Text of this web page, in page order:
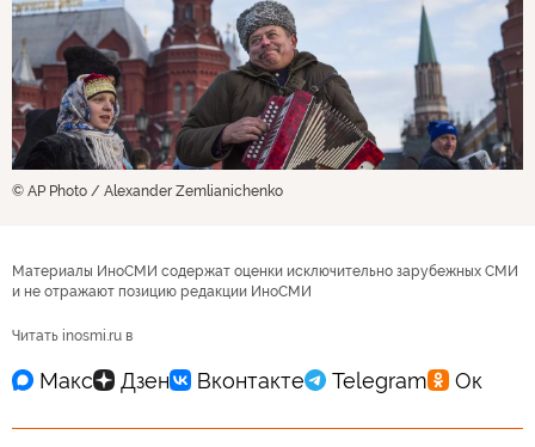
© AP Photo / Alexander Zemlianichenko
Материалы ИноСМИ содержат оценки исключительно зарубежных СМИ
и не отражают позицию редакции ИноСМИ
Читать inosmi.ru в